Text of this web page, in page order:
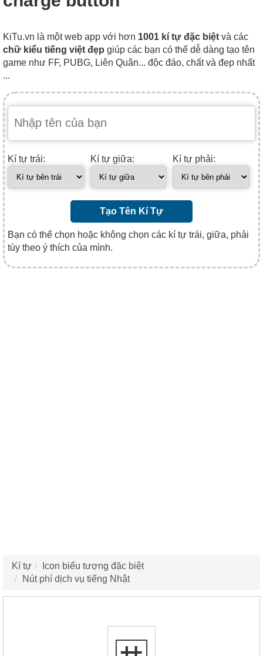
KiTu.vn là một web app với hơn 1001 kí tự đặc biệt và các
chữ kiểu tiếng việt đẹp giúp các bạn có thể dễ dàng tạo tên
game như FF, PUBG, Liên Quân... độc đáo, chất và đẹp nhất
...
Kí tự trái: Kí tự giữa: Kí tự phải:
Tạo Tên Kí Tự
Bạn có thể chọn hoặc không chọn các kí tự trái, giữa, phải
tùy theo ý thích của mình.
Kí tự
Icon biểu tượng đặc biệt
Nút phí dịch vụ tiếng Nhật